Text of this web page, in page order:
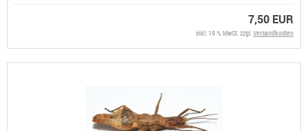
7,50 EUR
inkl. 19 % MwSt. zzgl.Versandkosten